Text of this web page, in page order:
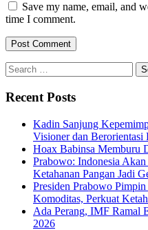
Save my name, email, and
time I comment.
Search
for:
Recent Posts
Kadin Sanjung
Visioner dan Berorientasi
Hoax Babinsa Memburu
Prabowo: Indonesia
Ketahanan Pangan Jadi
Presiden Prabowo
Komoditas, Perkuat
Ada Perang, IMF Ramal
2026